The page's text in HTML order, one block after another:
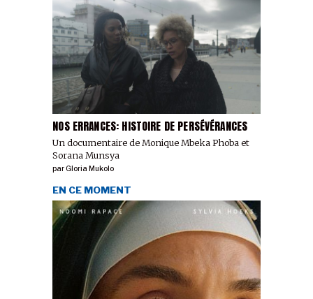
NOS ERRANCES: HISTOIRE DE PERSÉVÉRANCES
Un documentaire de Monique Mbeka Phoba et
Sorana Munsya
parGloria Mukolo
EN CE MOMENT